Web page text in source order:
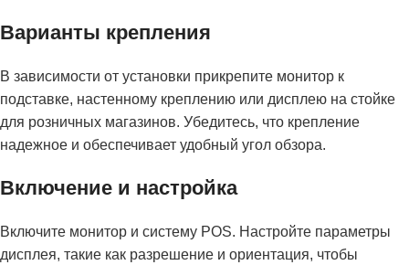
Варианты крепления
В зависимости от установки прикрепите монитор к
подставке, настенному креплению или дисплею на стойке
для розничных магазинов. Убедитесь, что крепление
надежное и обеспечивает удобный угол обзора.
Включение и настройка
Включите монитор и систему POS. Настройте параметры
дисплея, такие как разрешение и ориентация, чтобы